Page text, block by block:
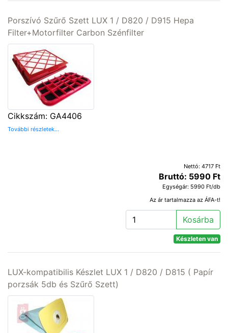
Porszívó Szűrő Szett LUX 1 / D820 / D915 Hepa
Filter+Motorfilter Carbon Szénfilter
Cikkszám: GA4406
További részletek...
Nettó: 4717 Ft
Bruttó: 5990 Ft
Egységár: 5990 Ft/db
Az ár tartalmazza az ÁFA-t!
Kosárba
Készleten van
LUX-kompatibilis Készlet LUX 1 / D820 / D815 ( Papír
porzsák 5db és Szűrő Szett)